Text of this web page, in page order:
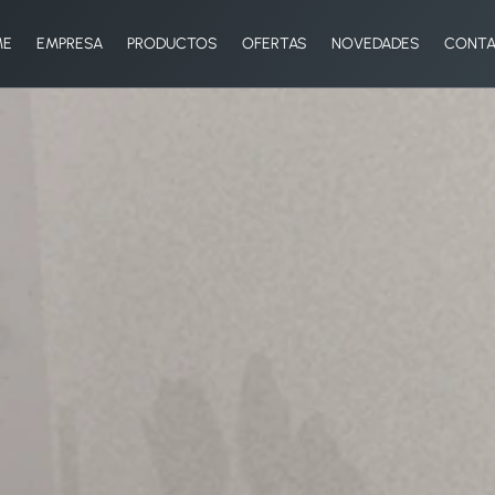
EMPRESA PRODUCTOS OFERTAS NOVEDADES